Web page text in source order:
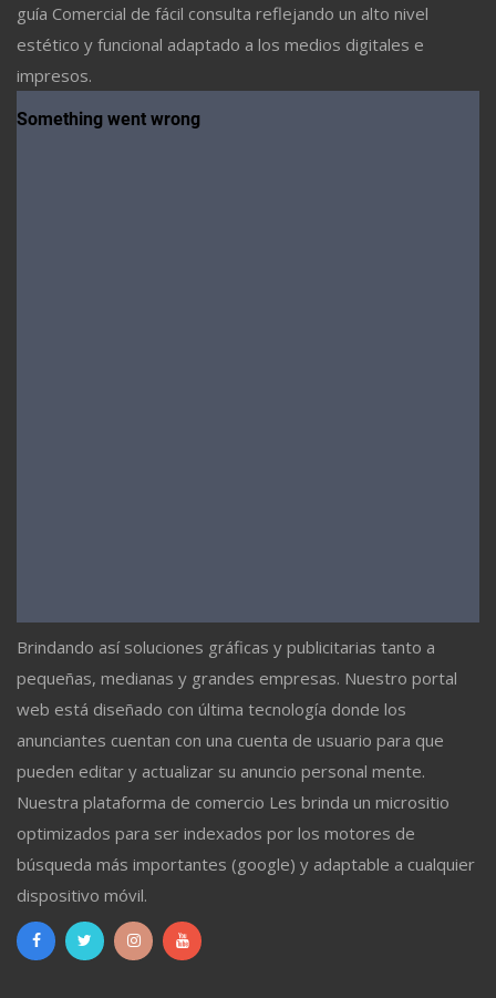
guía Comercial de fácil consulta reflejando un alto nivel
estético y funcional adaptado a los medios digitales e
impresos.
Brindando así soluciones gráficas y publicitarias tanto a
pequeñas, medianas y grandes empresas. Nuestro portal
web está diseñado con última tecnología donde los
anunciantes cuentan con una cuenta de usuario para que
pueden editar y actualizar su anuncio personal mente.
Nuestra plataforma de comercio Les brinda un micrositio
optimizados para ser indexados por los motores de
búsqueda más importantes (google) y adaptable a cualquier
dispositivo móvil.